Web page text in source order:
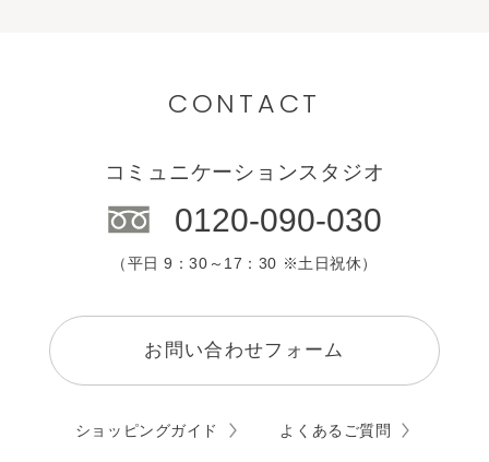
CONTACT
コミュニケーションスタジオ
0120-090-030
（平日 9：30～17：30 ※土日祝休）
お問い合わせフォーム
ショッピングガイド よくあるご質問